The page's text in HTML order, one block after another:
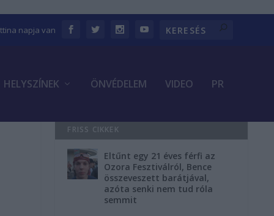
napja van
HELYSZÍNEK ÖNVÉDELEM VIDEO PR
FRISS CIKKEK
Eltűnt egy 21 éves férfi az
Ozora Fesztiválról, Bence
összeveszett barátjával,
azóta senki nem tud róla
semmit